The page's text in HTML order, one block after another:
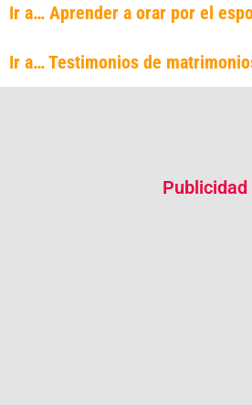
Ir a… Aprender a orar por el
Ir a… Testimonios de
Publicidad